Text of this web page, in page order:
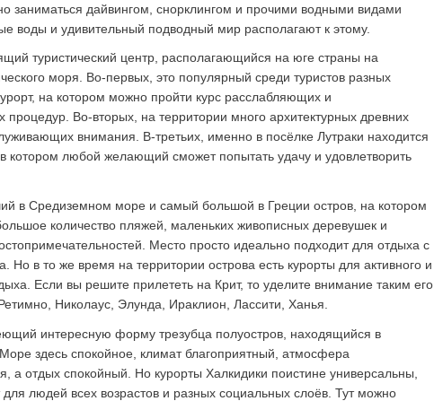
заниматься дайвингом, снорклингом и прочими водными видами
воды и удивительный подводный мир располагают к этому.
туристический центр, располагающийся на юге страны на
моря. Во-первых, это популярный среди туристов разных
на котором можно пройти курс расслабляющих и
процедур. Во-вторых, на территории много архитектурных древних
внимания. В-третьих, именно в посёлке Лутраки находится
в котором любой желающий сможет попытать удачу и удовлетворить
в Средиземном море и самый большой в Греции остров, на котором
количество пляжей, маленьких живописных деревушек и
Место просто идеально подходит для отдыха с
Но в то же время на территории острова есть курорты для активного и
Если вы решите прилететь на Крит, то уделите внимание таким его
Николаус, Элунда, Ираклион, Лассити, Ханья.
интересную форму трезубца полуостров, находящийся в
здесь спокойное, климат благоприятный, атмосфера
а отдых спокойный. Но курорты Халкидики поистине универсальны,
для людей всех возрастов и разных социальных слоёв. Тут можно